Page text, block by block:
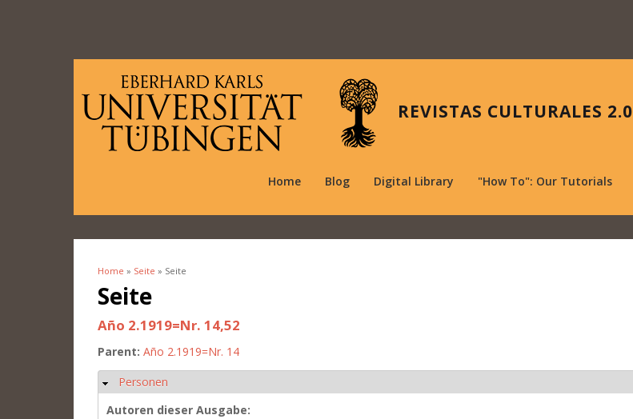
REVISTAS CULTURALES 2.0
Home Blog Digital Library "How To": Our Tutorials
You are here
Home » Seite » Seite
Seite
Año 2.1919=Nr. 14,52
Parent: Año 2.1919=Nr. 14
Hide
Personen
Autoren dieser Ausgabe: